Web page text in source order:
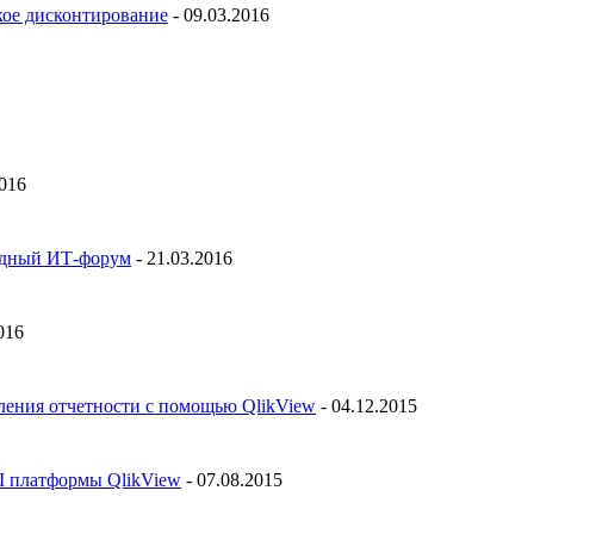
дисконтирование - 09.03.2016
ИТ-форум - 21.03.2016
отчетности с помощью QlikView - 04.12.2015
платформы QlikView - 07.08.2015